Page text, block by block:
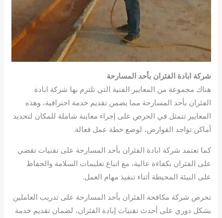
شركة ابادة الفئران بأحد المسارحة
هناك مجموعة من المعايير الفنية التي تلتزم بها شركة ابادة
الفئران بأحد المسارحة مما يضمن تقديم خدمة احترافية، وهذه
المعايير تتمثل في الحرص على إجراء معاينة شاملة للمكان لتحديد
أماكن تواجد القوارض، لوضع خطة عمل فعالة.
كما تعتمد شركة ابادة الفئران بأحد المسارحة على تقنيات تقضي
على الفئران بكفاءة عالية، مع اتباع تعليمات السلامة والحفاظ
على البيئة المحيطة أثناء تنفيذ مهام العمل.
تحرص شركة مكافحة الفئران بأحد المسارحة على تدريب العاملين
بشكل دوري على أحدث تقنيات إبادة الفئران، لضمان تقديم خدمة